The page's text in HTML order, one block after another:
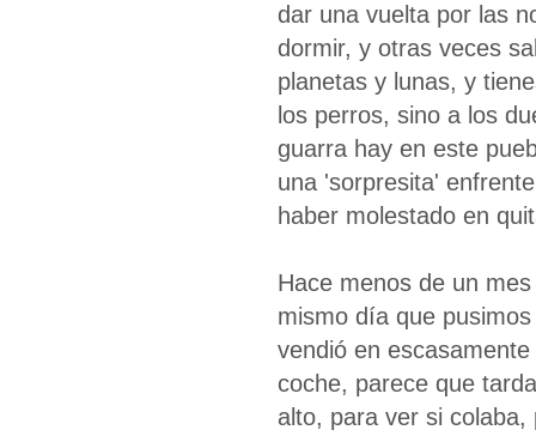
dar una vuelta por las
dormir, y otras veces
planetas y lunas, y
los perros, sino a los
guarra hay en este
una 'sorpresita'
haber molestado en
Hace menos de un
mismo día que
vendió en
coche, parece que
alto, para ver si